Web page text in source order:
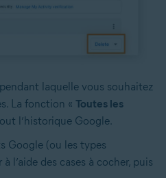
laquelle vous souhaitez
La fonction « Toutes les
l’historique Google.
Google (ou les types
l’aide des cases à cocher, puis